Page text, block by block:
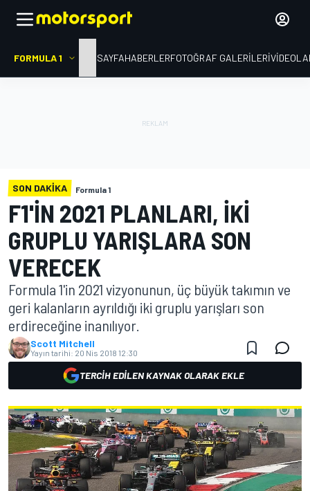
FORMULA 1 ANA SAYFAHABERLERFOTOĞRAF GALERILERI
SON DAKIKA Formula 1
F1'IN 2021 PLANLARI, IKI
GRUPLU YARIŞLARA SON
VERECEK
Formula 1'in 2021 vizyonunun, üç büyük takımın ve
geri kalanların ayrıldığı iki gruplu yarışları son
erdireceğine inanılıyor.
Scott Mitchell
Yayın tarihi: 20 Nis 2018 12:30
TERCIH EDILEN KAYNAK OLARAK EKLE